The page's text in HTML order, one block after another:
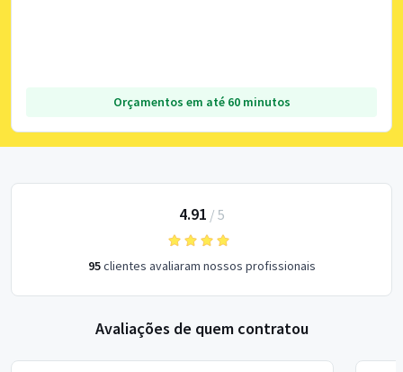
Orçamentos em até 60 minutos
4.91 / 5
95clientes avaliaram nossos profissionais
Avaliações de quem contratou